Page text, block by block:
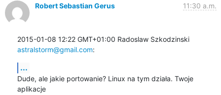
Robert Sebastian Gerus 11:30 a.m.
2015-01-08 12:22 GMT+01:00 Radoslaw Szkodzinski
astralstorm@gmail.com:
...
Dude, ale jakie portowanie? Linux na tym działa. Twoje
aplikacje